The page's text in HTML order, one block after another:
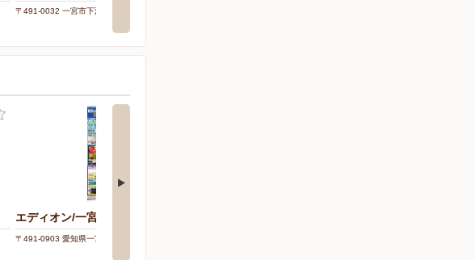
〒491-0032 一宮市下沼町4-19
エディオン/一宮西店
〒491-0903 愛知県一宮市八幡5-1-16